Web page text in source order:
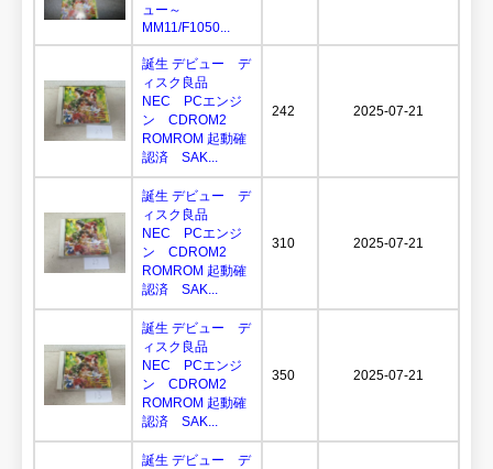
ュー～
MM11/F1050...
誕生 デビュー デ
ィスク良品
NEC PCエンジ
ン CDROM2
ROMROM 起動確
認済 SAK...
242 2025-07-21
誕生 デビュー デ
ィスク良品
NEC PCエンジ
ン CDROM2
ROMROM 起動確
認済 SAK...
310 2025-07-21
誕生 デビュー デ
ィスク良品
NEC PCエンジ
ン CDROM2
ROMROM 起動確
認済 SAK...
350 2025-07-21
誕生 デビュー デ